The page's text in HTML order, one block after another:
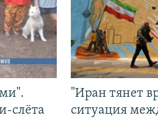
слёта
"Иран тянет
ситуация